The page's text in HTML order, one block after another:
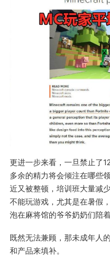
更进一步来看，一旦禁止了
多余的精力将会倾注在哪些
近又被整顿，培训班大量减
不能玩游戏，尤其是在暑假
泡在麻将馆的爷爷奶奶们陪
既然无法兼顾，那未成年人
和产品来填补。